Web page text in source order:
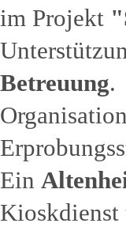
im Projekt
Betreuung.
Ein
Kioskdienst